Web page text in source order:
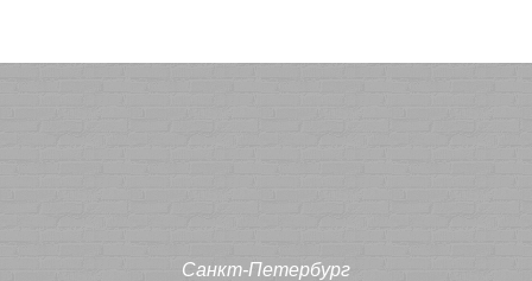
Санкт-Петербург